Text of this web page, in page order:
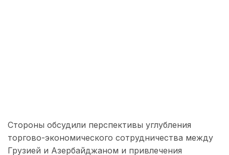
Стороны обсудили перспективы углубления
торгово-экономического сотрудничества между
Грузией и Азербайджаном и привлечения